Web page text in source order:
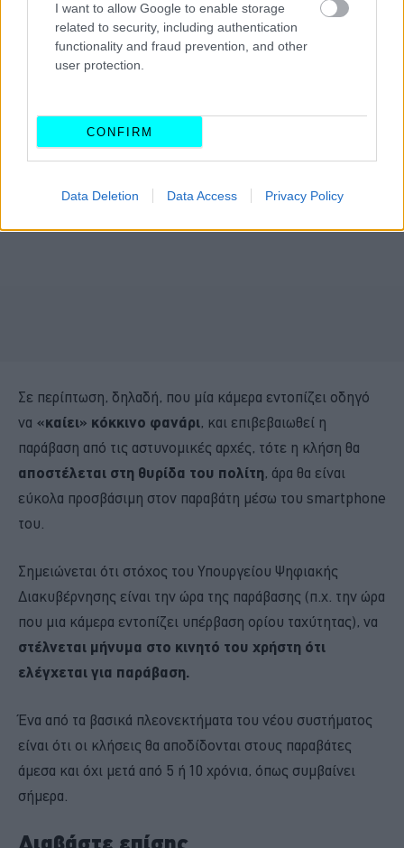
I want to allow Google to enable storage
related to security, including authentication
functionality and fraud prevention, and other
user protection.
CONFIRM
Data Deletion Data Access Privacy Policy
Σε περίπτωση, δηλαδή, που μία κάμερα εντοπίζει οδηγό
να «καίει» κόκκινο φανάρι, και επιβεβαιωθεί η
παράβαση από τις αστυνομικές αρχές, τότε η κλήση θα
αποστέλεται στη θυρίδα του πολίτη, άρα θα είναι
εύκολα προσβάσιμη στον παραβάτη μέσω του smartphone
του.
Σημειώνεται ότι στόχος του Υπουργείου Ψηφιακής
Διακυβέρνησης είναι την ώρα της παράβασης (π.χ. την ώρα
που μια κάμερα εντοπίζει υπέρβαση ορίου ταχύτητας), να
στέλνεται μήνυμα στο κινητό του χρήστη ότι
ελέγχεται για παράβαση.
Ένα από τα βασικά πλεονεκτήματα του νέου συστήματος
είναι ότι οι κλήσεις θα αποδίδονται στους παραβάτες
άμεσα και όχι μετά από 5 ή 10 χρόνια, όπως συμβαίνει
σήμερα.